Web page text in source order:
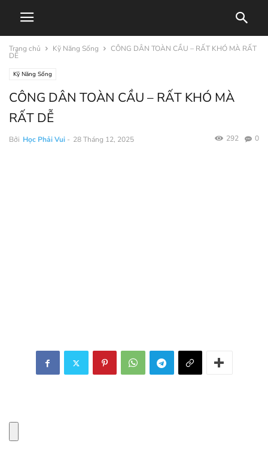
Trang chủ Kỹ Năng Sống CÔNG DÂN TOÀN CẦU – RẤT KHÓ MÀ RẤT
DỄ
Kỹ Năng Sống
CÔNG DÂN TOÀN CẦU – RẤT KHÓ MÀ
RẤT DỄ
Bởi Học Phải Vui - 28 Tháng 12, 2025 0
292